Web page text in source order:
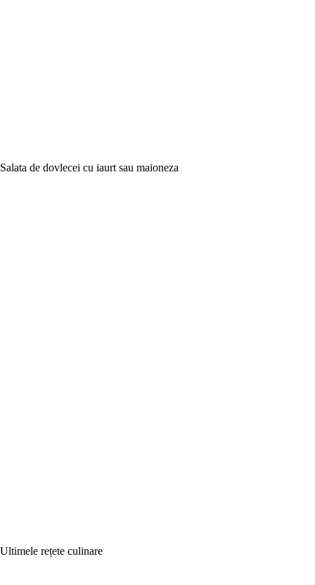
Salata de dovlecei cu iaurt sau maioneza
Ultimele rețete culinare